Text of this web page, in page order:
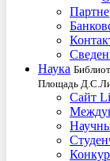
Наука
Площадь
Сайт